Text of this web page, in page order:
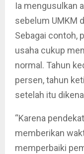
Ia mengusulkan
sebelum UMKM
Sebagai contoh,
usaha cukup
normal. Tahun
persen, tahun
setelah itu
“Karena
memberikan
memperbaiki